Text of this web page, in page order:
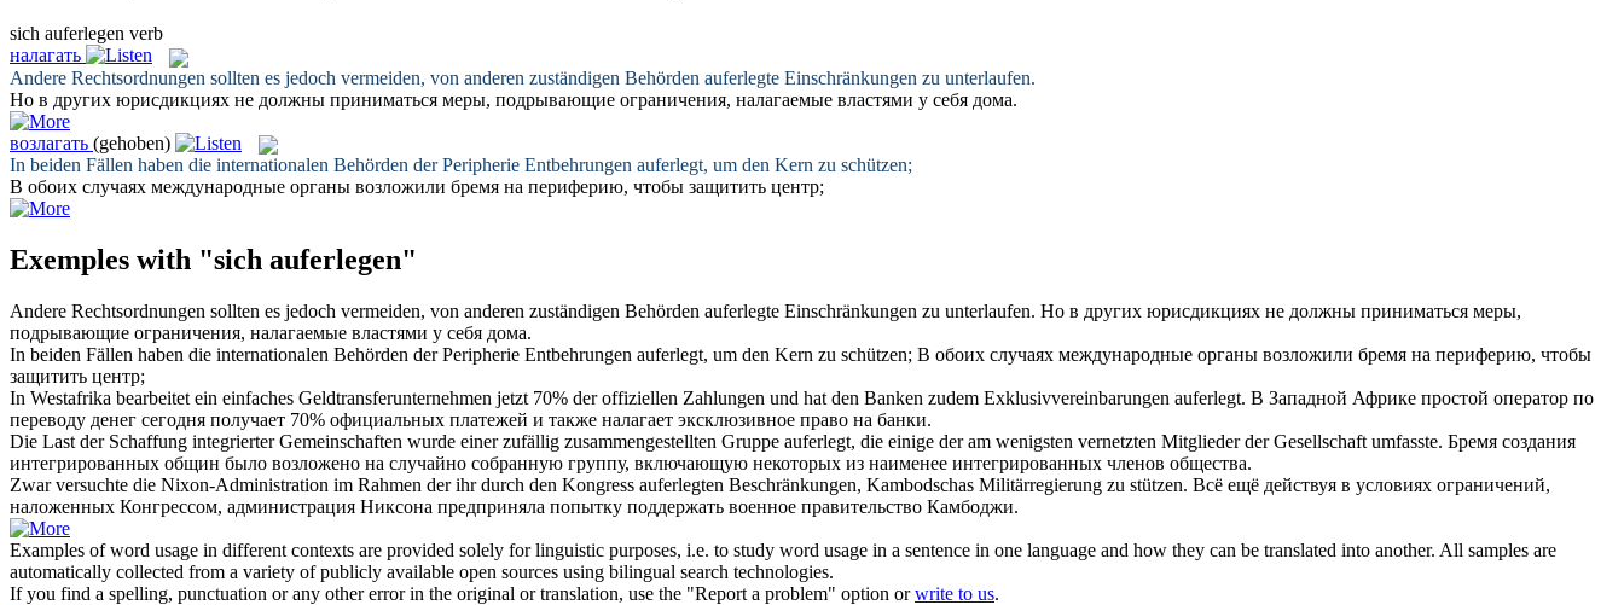
sich auferlegen verb
налагать
Andere Rechtsordnungen sollten es jedoch vermeiden, von anderen zuständigen Behörden auferlegte Einschränkungen zu unterlaufen.
Но в других юрисдикциях не должны приниматься меры, подрывающие ограничения, налагаемые властями у себя дома.
возлагать (gehoben)
In beiden Fällen haben die internationalen Behörden der Peripherie Entbehrungen auferlegt, um den Kern zu schützen;
В обоих случаях международные органы возложили бремя на периферию, чтобы защитить центр;
Exemples with "sich auferlegen"
Andere Rechtsordnungen sollten es jedoch vermeiden, von anderen zuständigen Behörden auferlegte Einschränkungen zu unterlaufen. Но в других юрисдикциях не должны приниматься меры,
подрывающие ограничения, налагаемые властями у себя дома.
In beiden Fällen haben die internationalen Behörden der Peripherie Entbehrungen auferlegt, um den Kern zu schützen; В обоих случаях международные органы возложили бремя на периферию, чтобы
защитить центр;
In Westafrika bearbeitet ein einfaches Geldtransferunternehmen jetzt 70% der offiziellen Zahlungen und hat den Banken zudem Exklusivvereinbarungen auferlegt. В Западной Африке простой оператор по
переводу денег сегодня получает 70% официальных платежей и также налагает эксклюзивное право на банки.
Die Last der Schaffung integrierter Gemeinschaften wurde einer zufällig zusammengestellten Gruppe auferlegt, die einige der am wenigsten vernetzten Mitglieder der Gesellschaft umfasste. Бремя создания
интегрированных общин было возложено на случайно собранную группу, включающую некоторых из наименее интегрированных членов общества.
Zwar versuchte die Nixon-Administration im Rahmen der ihr durch den Kongress auferlegten Beschränkungen, Kambodschas Militärregierung zu stützen. Всё ещё действуя в условиях ограничений,
наложенных Конгрессом, администрация Никсона предприняла попытку поддержать военное правительство Камбоджи.
Examples of word usage in different contexts are provided solely for linguistic purposes, i.e. to study word usage in a sentence in one language and how they can be translated into another. All samples are
automatically collected from a variety of publicly available open sources using bilingual search technologies.
If you find a spelling, punctuation or any other error in the original or translation, use the "Report a problem" option orwrite to us.